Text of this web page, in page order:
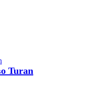
Turan